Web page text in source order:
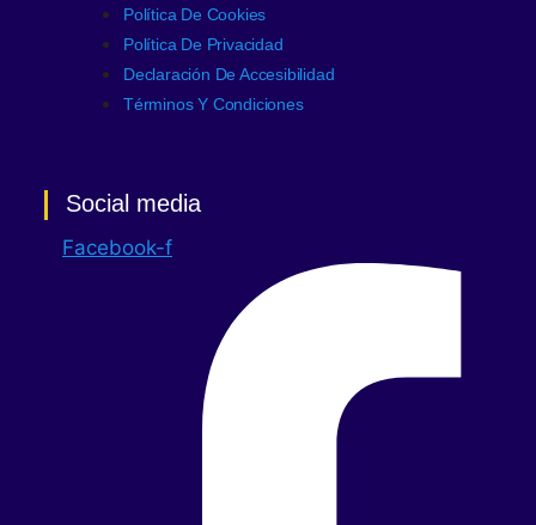
Política De Cookies
Política De Privacidad
Declaración De Accesibilidad
Términos Y Condiciones
Social media
Facebook-f